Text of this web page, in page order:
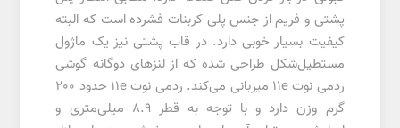
پشتی و فریم از جنس پلی کربنات فشرده است که البته
کیفیت بسیار خوبی دارد. در قاب پشتی نیز یک ماژول
مستطیل‌شکل طراحی شده که از لنزهای دوگانه گوشی
ردمی نوت 11e میزبانی می‌کند. ردمی نوت 11e حدود 200
گرم وزن دارد و با توجه به قطر 8.9 میلی‌متری و